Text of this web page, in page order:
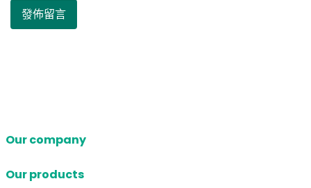
Our company
Our products